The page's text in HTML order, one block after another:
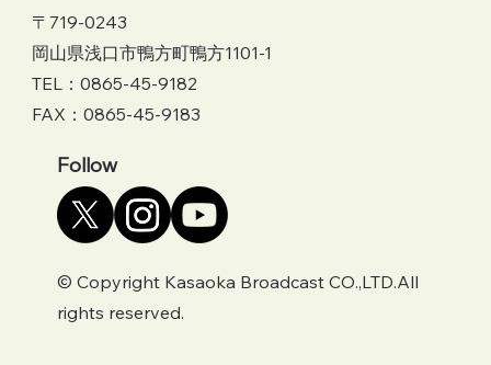
〒719-0243
岡山県浅口市鴨方町鴨方1101-1
TEL：0865-45-9182
FAX：0865-45-9183
Follow
© Copyright Kasaoka Broadcast CO.,LTD.All
rights reserved.